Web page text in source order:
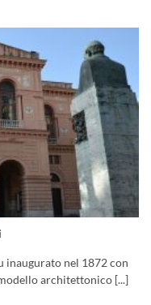
inaugurato nel 1872 con
architettonico [...]